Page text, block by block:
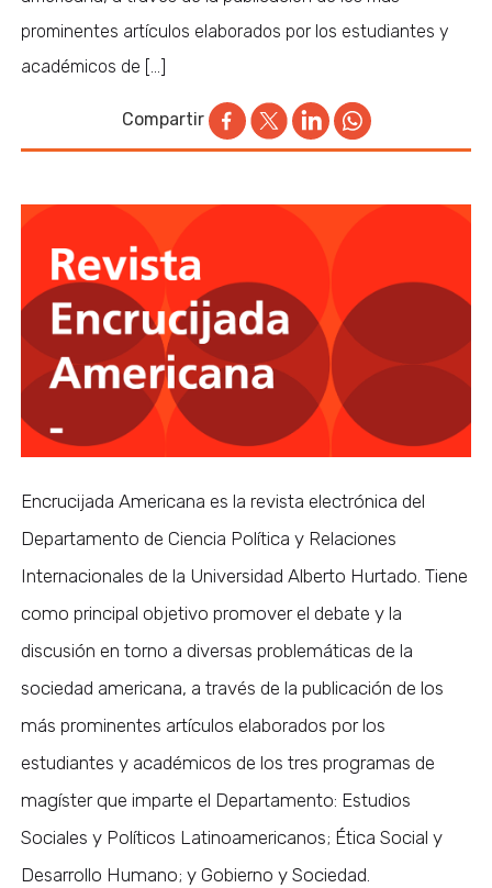
prominentes artículos elaborados por los estudiantes y
académicos de […]
Compartir
Encrucijada Americana es la revista electrónica del
Departamento de Ciencia Política y Relaciones
Internacionales de la Universidad Alberto Hurtado. Tiene
como principal objetivo promover el debate y la
discusión en torno a diversas problemáticas de la
sociedad americana, a través de la publicación de los
más prominentes artículos elaborados por los
estudiantes y académicos de los tres programas de
magíster que imparte el Departamento: Estudios
Sociales y Políticos Latinoamericanos; Ética Social y
Desarrollo Humano; y Gobierno y Sociedad.